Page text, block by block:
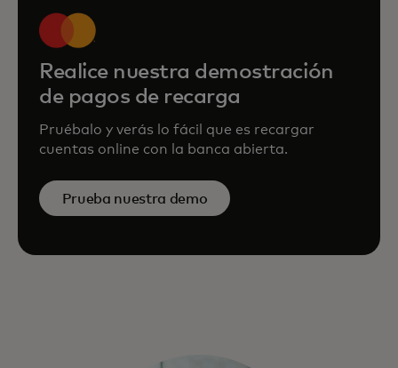
Realice nuestra demostración
de pagos de recarga
Pruébalo y verás lo fácil que es recargar
cuentas online con la banca abierta.
Prueba nuestra demo